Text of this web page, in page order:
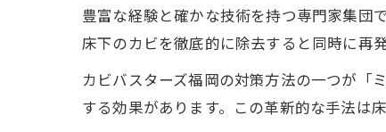
豊富な経験と確かな技術を持つ専門家集団
床下のカビを徹底的に除去すると同時に再
カビバスターズ福岡の対策方法の一つが「
する効果があります。この革新的な手法は